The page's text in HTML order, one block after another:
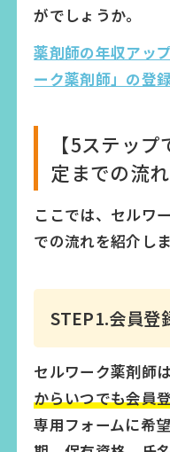
がでしょうか。
薬剤師の年収アッ
ーク薬剤師」の登
【5ステッ
定までの流れ
ここでは、セルワ
での流れを紹介しま
STEP1.会員登
セルワーク薬剤師は
からいつでも会員
専用フォームに希